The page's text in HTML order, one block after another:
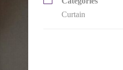
Curtain